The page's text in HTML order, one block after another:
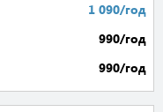
1 090/год
990/год
990/год